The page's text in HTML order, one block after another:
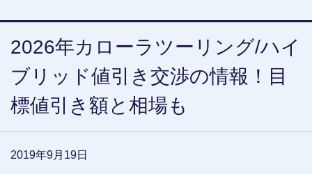
2026年カローラツーリング/ハイ
ブリッド値引き交渉の情報！目
標値引き額と相場も
2019年9月19日